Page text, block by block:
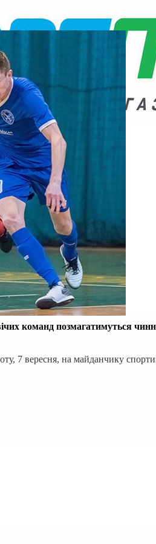
команд позмагатимуться
7 вересня, на майданчику